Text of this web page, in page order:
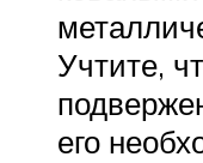
Учтите,
его